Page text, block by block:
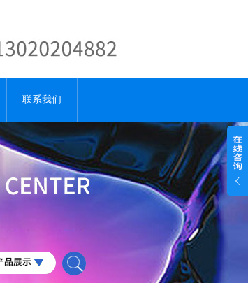
联系我们